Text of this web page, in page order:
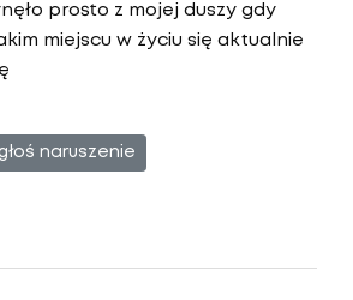
prosto z mojej duszy gdy
miejscu w życiu się aktualnie
naruszenie